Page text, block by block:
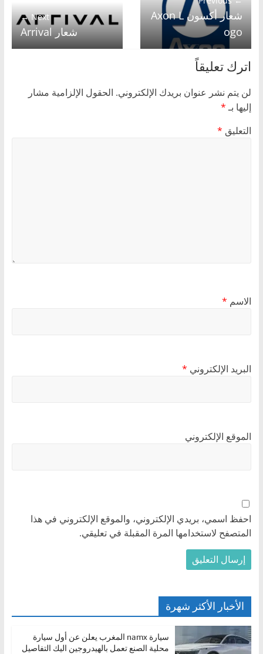
شعار أكسون Axon L
ogo
Next →
شعار Arrival
اترك تعليقاً
لن يتم نشر عنوان بريدك الإلكتروني. الحقول الإلزامية مشار
إليها بـ*
التعليق *
الاسم *
البريد الإلكتروني *
الموقع الإلكتروني
احفظ اسمي، بريدي الإلكتروني، والموقع الإلكتروني في هذا
المتصفح لاستخدامها المرة المقبلة في تعليقي.
الأخبار الأكثر شهرة
سيارة namx المغرب يعلن عن أول سيارة
محلية الصنع تعمل بالهيدروجين اليك التفاصيل